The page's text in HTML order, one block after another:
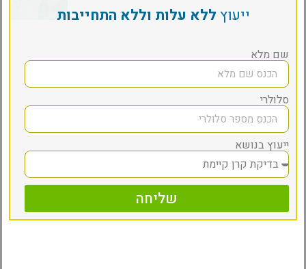
ייעוץללא עלות וללא התחייבות
שם מלא
סלולרי
ייעוץ בנושא
שליחה